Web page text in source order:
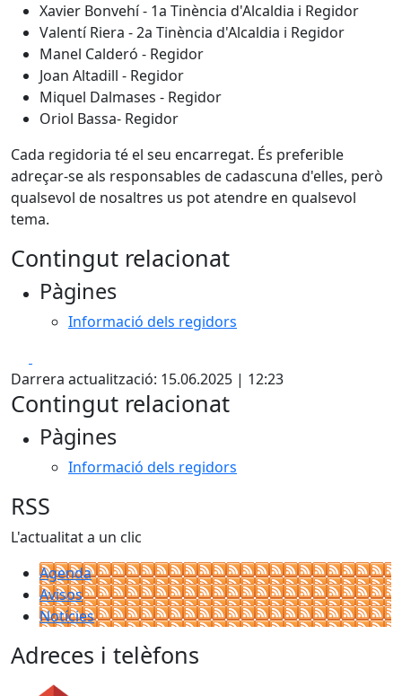
Xavier Bonvehí - 1a Tinència d'Alcaldia i Regidor
Valentí Riera - 2a Tinència d'Alcaldia i Regidor
Manel Calderó - Regidor
Joan Altadill - Regidor
Miquel Dalmases - Regidor
Oriol Bassa- Regidor
Cada regidoria té el seu encarregat. És preferible
adreçar-se als responsables de cadascuna d'elles, però
qualsevol de nosaltres us pot atendre en qualsevol
tema.
Contingut relacionat
Pàgines
Informació dels regidors
Darrera actualització: 15.06.2025 | 12:23
Contingut relacionat
Pàgines
Informació dels regidors
RSS
L'actualitat a un clic
Agenda
Avisos
Notícies
Adreces i telèfons